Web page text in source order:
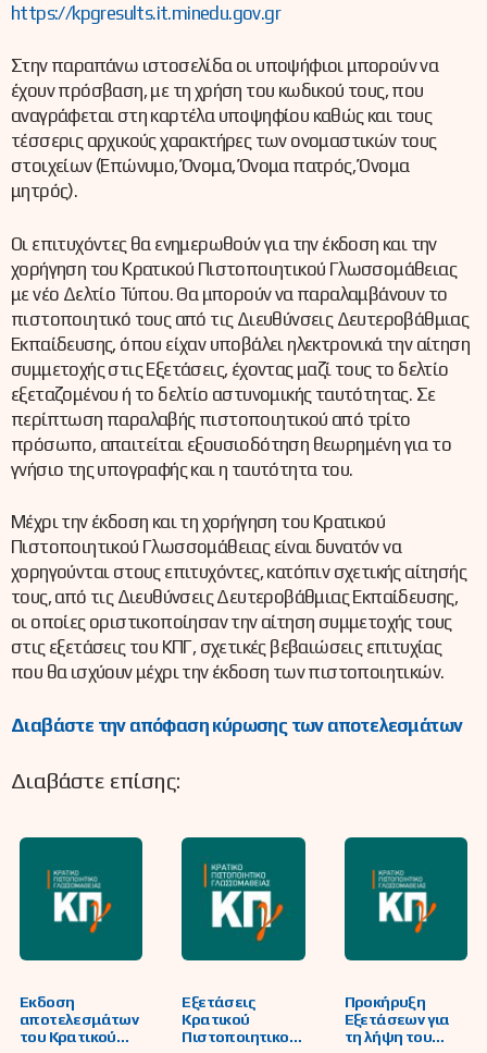
https://kpgresults.it.minedu.gov.gr
Στην παραπάνω ιστοσελίδα οι υποψήφιοι μπορούν να
έχουν πρόσβαση, με τη χρήση του κωδικού τους, που
αναγράφεται στη καρτέλα υποψηφίου καθώς και τους
τέσσερις αρχικούς χαρακτήρες των ονομαστικών τους
στοιχείων (Επώνυμο, Όνομα, Όνομα πατρός, Όνομα
μητρός).
Οι επιτυχόντες θα ενημερωθούν για την έκδοση και την
χορήγηση του Κρατικού Πιστοποιητικού Γλωσσομάθειας
με νέο Δελτίο Τύπου. Θα μπορούν να παραλαμβάνουν το
πιστοποιητικό τους από τις Διευθύνσεις Δευτεροβάθμιας
Εκπαίδευσης, όπου είχαν υποβάλει ηλεκτρονικά την αίτηση
συμμετοχής στις Εξετάσεις, έχοντας μαζί τους το δελτίο
εξεταζομένου ή το δελτίο αστυνομικής ταυτότητας. Σε
περίπτωση παραλαβής πιστοποιητικού από τρίτο
πρόσωπο, απαιτείται εξουσιοδότηση θεωρημένη για το
γνήσιο της υπογραφής και η ταυτότητα του.
Μέχρι την έκδοση και τη χορήγηση του Κρατικού
Πιστοποιητικού Γλωσσομάθειας είναι δυνατόν να
χορηγούνται στους επιτυχόντες, κατόπιν σχετικής αίτησής
τους, από τις Διευθύνσεις Δευτεροβάθμιας Εκπαίδευσης,
οι οποίες οριστικοποίησαν την αίτηση συμμετοχής τους
στις εξετάσεις του ΚΠΓ, σχετικές βεβαιώσεις επιτυχίας
που θα ισχύουν μέχρι την έκδοση των πιστοποιητικών.
Διαβάστε την απόφαση κύρωσης των αποτελεσμάτων
Διαβάστε επίσης:
Έκδοση
αποτελεσμάτων
του Κρατικού
Εξετάσεις
Κρατικού
Πιστοποιητικού
Προκήρυξη
Εξετάσεων για
τη λήψη του